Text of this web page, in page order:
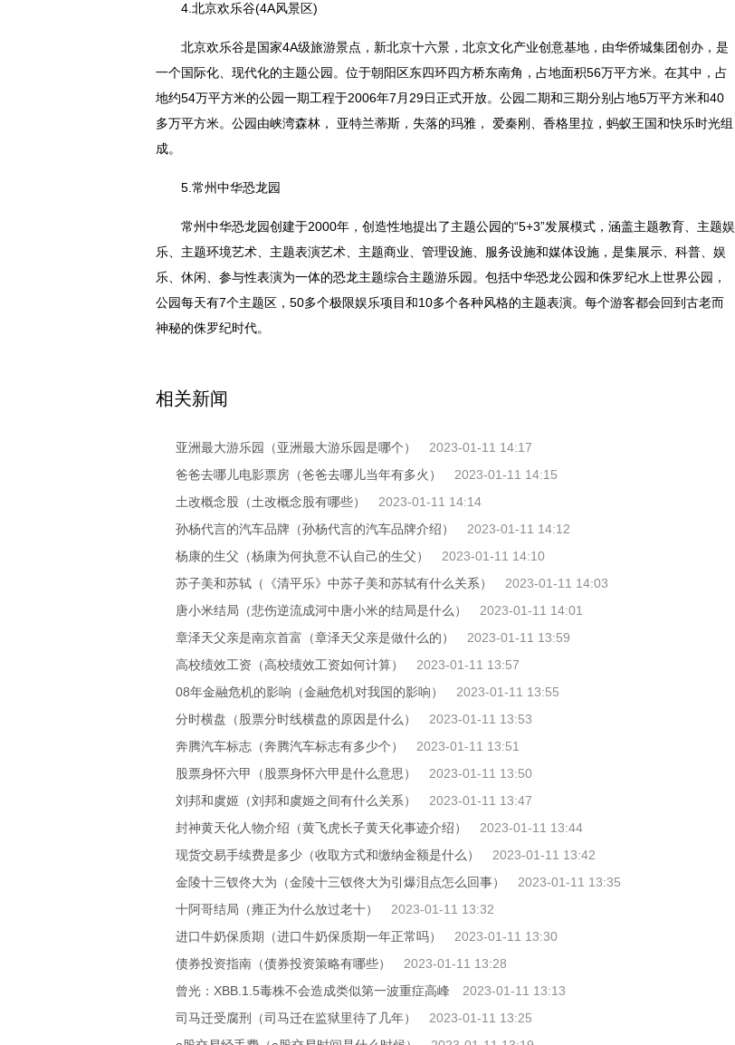
4.北京欢乐谷(4A风景区)
北京欢乐谷是国家4A级旅游景点，新北京十六景，北京文化产业创意基地，由华侨城集团创办，是
一个国际化、现代化的主题公园。位于朝阳区东四环四方桥东南角，占地面积56万平方米。在其中，占
地约54万平方米的公园一期工程于2006年7月29日正式开放。公园二期和三期分别占地5万平方米和40
多万平方米。公园由峡湾森林， 亚特兰蒂斯，失落的玛雅， 爱秦刚、香格里拉，蚂蚁王国和快乐时光组
成。
5.常州中华恐龙园
常州中华恐龙园创建于2000年，创造性地提出了主题公园的“5+3”发展模式，涵盖主题教育、主题娱
乐、主题环境艺术、主题表演艺术、主题商业、管理设施、服务设施和媒体设施，是集展示、科普、娱
乐、休闲、参与性表演为一体的恐龙主题综合主题游乐园。包括中华恐龙公园和侏罗纪水上世界公园，
公园每天有7个主题区，50多个极限娱乐项目和10多个各种风格的主题表演。每个游客都会回到古老而
神秘的侏罗纪时代。
相关新闻
亚洲最大游乐园（亚洲最大游乐园是哪个）
2023-01-11 14:17
爸爸去哪儿电影票房（爸爸去哪儿当年有多火）
2023-01-11 14:15
土改概念股（土改概念股有哪些）
2023-01-11 14:14
孙杨代言的汽车品牌（孙杨代言的汽车品牌介绍）
2023-01-11 14:12
杨康的生父（杨康为何执意不认自己的生父）
2023-01-11 14:10
苏子美和苏轼（《清平乐》中苏子美和苏轼有什么关系）
2023-01-11 14:03
唐小米结局（悲伤逆流成河中唐小米的结局是什么）
2023-01-11 14:01
章泽天父亲是南京首富（章泽天父亲是做什么的）
2023-01-11 13:59
高校绩效工资（高校绩效工资如何计算）
2023-01-11 13:57
08年金融危机的影响（金融危机对我国的影响）
2023-01-11 13:55
分时横盘（股票分时线横盘的原因是什么）
2023-01-11 13:53
奔腾汽车标志（奔腾汽车标志有多少个）
2023-01-11 13:51
股票身怀六甲（股票身怀六甲是什么意思）
2023-01-11 13:50
刘邦和虞姬（刘邦和虞姬之间有什么关系）
2023-01-11 13:47
封神黄天化人物介绍（黄飞虎长子黄天化事迹介绍）
2023-01-11 13:44
现货交易手续费是多少（收取方式和缴纳金额是什么）
2023-01-11 13:42
金陵十三钗佟大为（金陵十三钗佟大为引爆泪点怎么回事）
2023-01-11 13:35
十阿哥结局（雍正为什么放过老十）
2023-01-11 13:32
进口牛奶保质期（进口牛奶保质期一年正常吗）
2023-01-11 13:30
债券投资指南（债券投资策略有哪些）
2023-01-11 13:28
曾光：XBB.1.5毒株不会造成类似第一波重症高峰
2023-01-11 13:13
司马迁受腐刑（司马迁在监狱里待了几年）
2023-01-11 13:25